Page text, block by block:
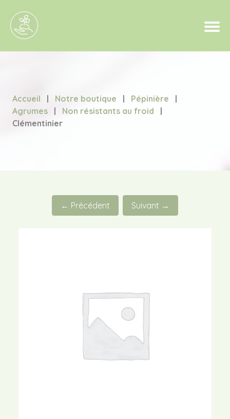
Accueil | Notre boutique | Pépinière
|
Agrumes
| Non résistants au froid
|
Clémentinier
← Précédent Suivant →